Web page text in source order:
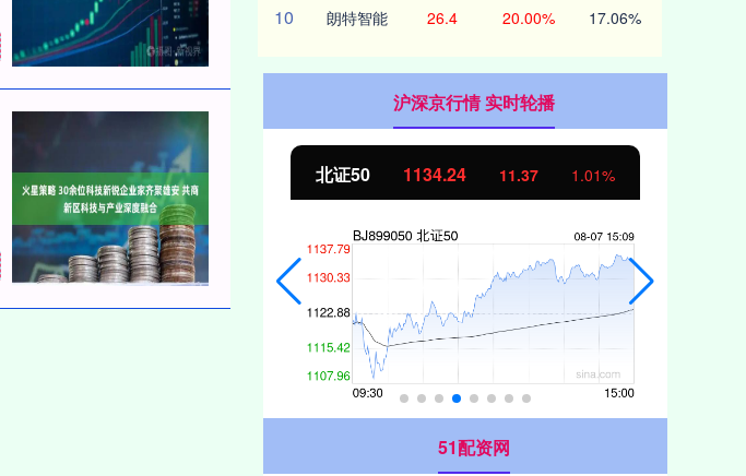
10 朗特智能 26.4 20.00% 17.06%
沪深京行情 实时轮播
4694.44 43.13 0.93% 北证50 1134.24 11.37 1.01%
51配资网